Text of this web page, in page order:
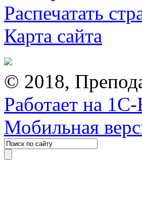
Распечатать
Карта сайта
© 2018,
Работает на
Мобильная